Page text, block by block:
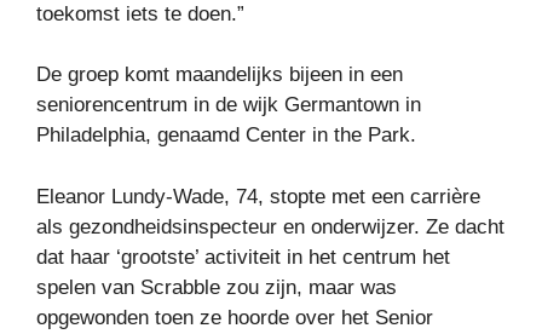
toekomst iets te doen.”
De groep komt maandelijks bijeen in een
seniorencentrum in de wijk Germantown in
Philadelphia, genaamd Center in the Park.
Eleanor Lundy-Wade, 74, stopte met een carrière
als gezondheidsinspecteur en onderwijzer. Ze dacht
dat haar ‘grootste’ activiteit in het centrum het
spelen van Scrabble zou zijn, maar was
opgewonden toen ze hoorde over het Senior